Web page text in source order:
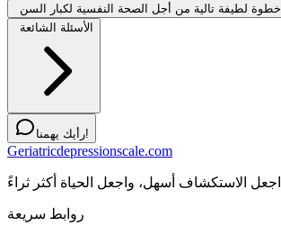
خطوة لطيفة تالية من أجل الصحة النفسية لكبار السن
الأسئلة الشائعة
رأيك يهمنا!
Geriatricdepressionscale.com
روابط سريعة